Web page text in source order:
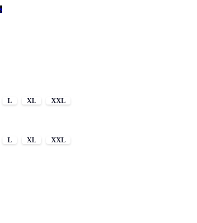
L XL
XXL
L XL
XXL